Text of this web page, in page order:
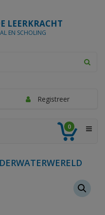
LEERKRACHT
EN SCHOLING
Registreer
0